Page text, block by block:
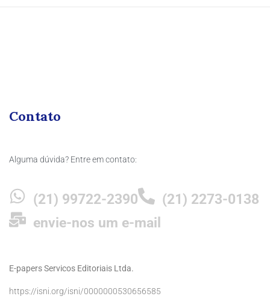
Contato
Alguma dúvida? Entre em contato:
(21) 99722-2390
(21) 2273-0138
envie-nos um e-mail
E-papers Servicos Editoriais Ltda.
https://isni.org/isni/0000000530656585